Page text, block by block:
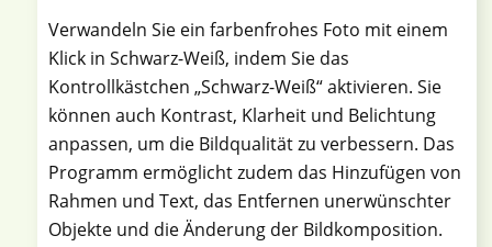
Verwandeln Sie ein farbenfrohes Foto mit einem
Klick in Schwarz-Weiß, indem Sie das
Kontrollkästchen „Schwarz-Weiß“ aktivieren. Sie
können auch Kontrast, Klarheit und Belichtung
anpassen, um die Bildqualität zu verbessern. Das
Programm ermöglicht zudem das Hinzufügen von
Rahmen und Text, das Entfernen unerwünschter
Objekte und die Änderung der Bildkomposition.